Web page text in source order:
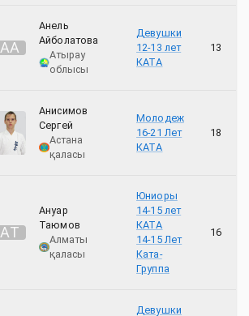
АА
Анель
Айболатова
Атырау
облысы
Девушки
12-13 лет
КАТА
13
Анисимов
Сергей
Астана
қаласы
Молодеж
16-21 Лет
КАТА
18
АТ
Ануар
Таюмов
Алматы
қаласы
Юниоры
14-15 лет
КАТА
14-15 Лет
Ката-
Группа
16
Девушки